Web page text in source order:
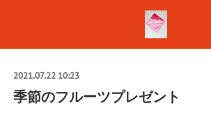
2021.07.22 10:23
季節のフルーツプレゼント